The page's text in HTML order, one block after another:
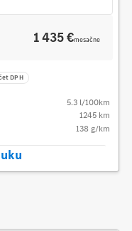
1 435 €mesačne
DPH
5.3 l/100km
1245 km
138 g/km